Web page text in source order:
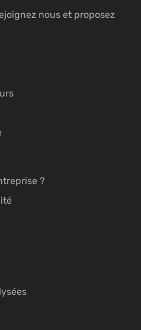
nous et proposez
?